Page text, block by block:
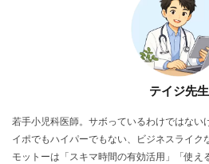
テイジ先生
若手小児科医師。サボっているわけではない
イポでもハイパーでもない、ビジネスライク
モットーは「スキマ時間の有効活用」「使え